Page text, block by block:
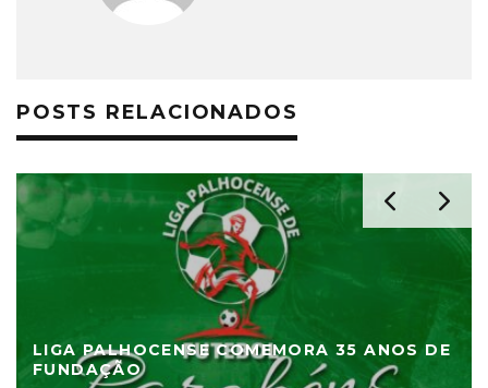
POSTS RELACIONADOS
LIGA PALHOCENSE COMEMORA 35 ANOS DE
FUNDAÇÃO